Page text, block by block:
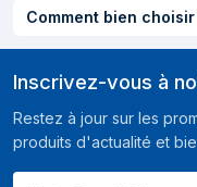
Écran
Minuteur
Comment bien
Inscrivez-vous à
Restez à jour sur les
produits d'actualité et